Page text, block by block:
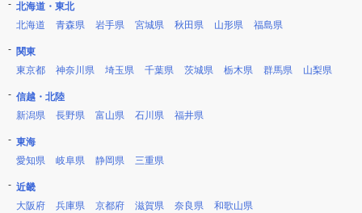
北海道・東北
北海道
青森県 岩手県 宮城県 秋田県 山形県 福島県
関東
東京都
神奈川県 埼玉県 千葉県 茨城県 栃木県 群馬県 山梨県
信越・北陸
新潟県
長野県 富山県 石川県 福井県
東海
愛知県
岐阜県 静岡県 三重県
近畿
大阪府
兵庫県 京都府 滋賀県 奈良県 和歌山県